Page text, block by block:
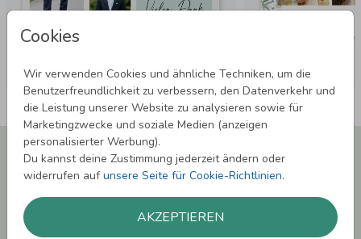
Cookies
Wir verwenden Cookies und ähnliche Techniken, um die
Benutzerfreundlichkeit zu verbessern, den Datenverkehr und
die Leistung unserer Website zu analysieren sowie für
Marketingzwecke und soziale Medien (anzeigen
personalisierter Werbung).
Du kannst deine Zustimmung jederzeit ändern oder
widerrufen aufunsere Seite für Cookie-Richtlinien.
AKZEPTIEREN
Newsletter abonnieren und 5,00 € Rabatt**
sichern!
Laufenden.